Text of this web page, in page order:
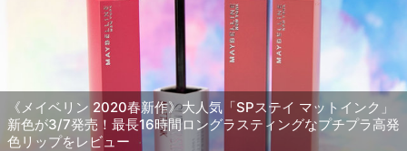
《メイベリン 2020春新作》大人気「SPステイ マットインク」
新色が3/7発売！最長16時間ロングラスティングなプチプラ高発
色リップをレビュー